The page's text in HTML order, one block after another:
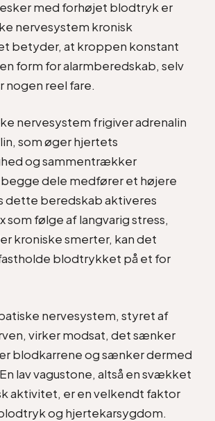
med forhøjet blodtryk er
nervesystem kronisk
betyder, at kroppen konstant
form for alarmberedskab, selv
nogen reel fare.
nervesystem frigiver adrenalin
som øger hjertets
og sammentrækker
dele medfører et højere
dette beredskab aktiveres
som følge af langvarig stress,
kroniske smerter, kan det
blodtrykket på et for
nervesystem, styret af
virker modsat, det sænker
blodkarrene og sænker dermed
lav vagustone, altså en svækket
aktivitet, er en velkendt faktor
og hjertekarsygdom.